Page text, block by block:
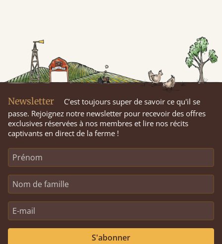
Newsletter
C’est toujours super de savoir ce qu'il se
passe. Rejoignez notre newsletter pour recevoir des offres
exclusives réservées à nos membres et lire nos récits
captivants en direct de la ferme !
S'abonner